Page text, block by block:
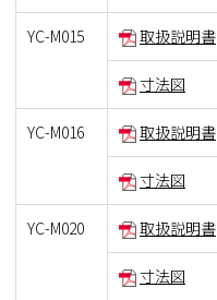
YC-M015 取扱説明書
寸法図
YC-M016 取扱説明書
寸法図
YC-M020 取扱説明書
寸法図